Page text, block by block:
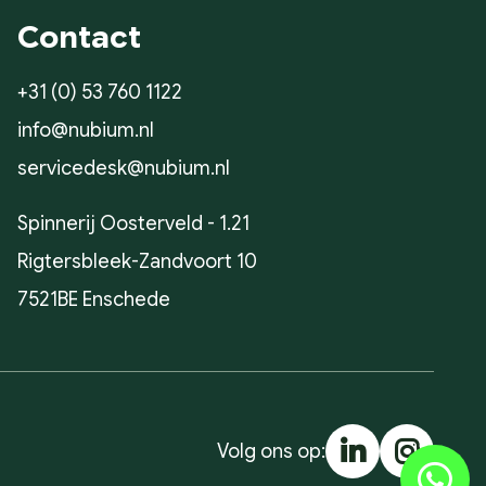
Contact
+31 (0) 53 760 1122
info@nubium.nl
servicedesk@nubium.nl
Spinnerij Oosterveld - 1.21
Rigtersbleek-Zandvoort 10
7521BE Enschede
Volg ons op: